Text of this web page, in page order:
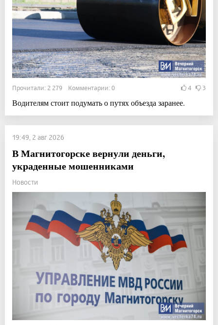
Прочитали: 2 279 Комментарии: 0 4 3
Водителям стоит подумать о путях объезда заранее.
19:49, 2 авг 2026
В Магнитогорске вернули деньги,
украденные мошенниками
Новости